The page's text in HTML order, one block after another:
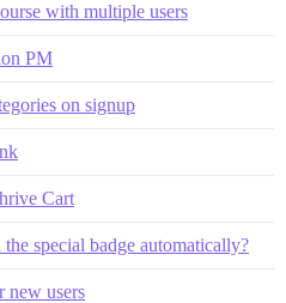
with multiple users
PM
on signup
Cart
special badge automatically?
new users